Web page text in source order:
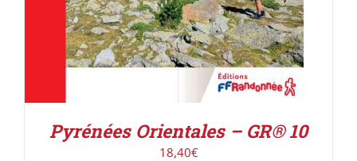
Pyrénées Orientales – GR® 10
18,40€